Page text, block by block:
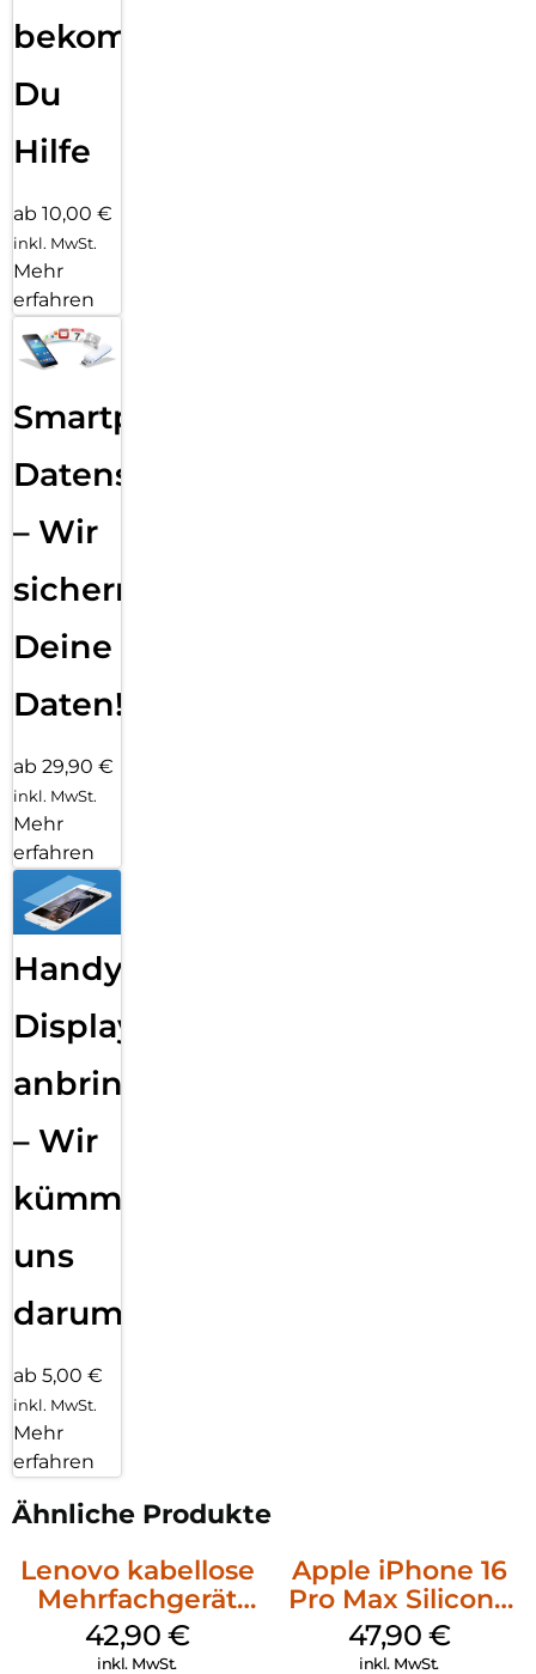
bekommst
Du
Hilfe
ab 10,00 €
inkl. MwSt.
Mehr
erfahren
Smartphone
Datensicherung
– Wir
sichern
Deine
Daten!
ab 29,90 €
inkl. MwSt.
Mehr
erfahren
Handy
Displayfolie
anbringen
– Wir
kümmern
uns
darum!
ab 5,00 €
inkl. MwSt.
Mehr
erfahren
Ähnliche Produkte
Lenovo kabellose
Mehrfachgerät
Luna Grey
42,90 €
inkl. MwSt.
Apple iPhone 16
Pro Max Silicone
Case MagSafe
Black
47,90 €
inkl. MwSt.